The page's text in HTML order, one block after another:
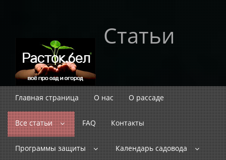
Статьи
Главная страница О нас О рассаде
Все статьи FAQ Контакты
Программы защиты Календарь садовода